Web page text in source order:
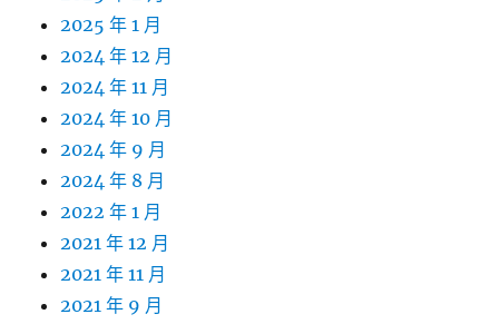
2025 年 1 月
2024 年 12 月
2024 年 11 月
2024 年 10 月
2024 年 9 月
2024 年 8 月
2022 年 1 月
2021 年 12 月
2021 年 11 月
2021 年 9 月